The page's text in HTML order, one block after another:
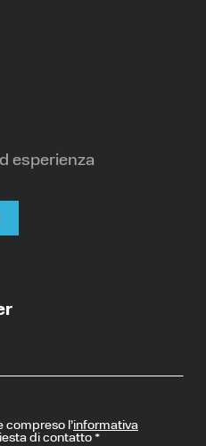
esperienza
compreso l’informativa
di contatto *